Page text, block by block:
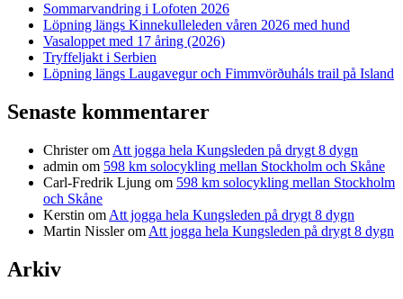
Sommarvandring i Lofoten 2026
Löpning längs Kinnekulleleden våren 2026 med hund
Vasaloppet med 17 åring (2026)
Tryffeljakt i Serbien
Löpning längs Laugavegur och Fimmvörðuháls trail på Island
Senaste kommentarer
Christerom Att jogga hela Kungsleden på drygt 8 dygn
admin om 598 km solocykling mellan Stockholm och Skåne
Carl-Fredrik Ljung om 598 km solocykling mellan Stockholm
och Skåne
Kerstin om Att jogga hela Kungsleden på drygt 8 dygn
Martin Nisslerom Att jogga hela Kungsleden på drygt 8 dygn
Arkiv